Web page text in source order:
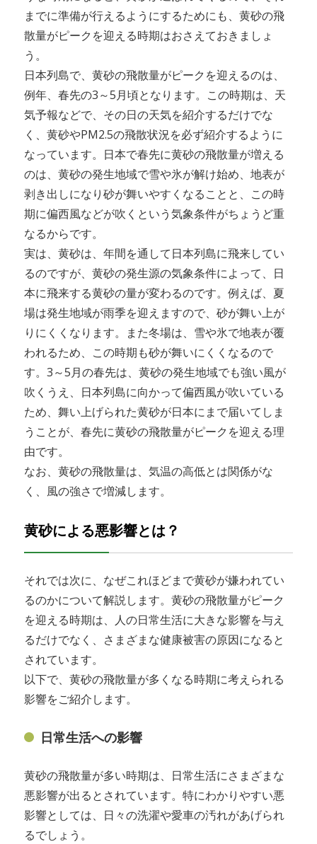
までに準備が行えるようにするためにも、黄砂の飛
散量がピークを迎える時期はおさえておきましょ
う。
日本列島で、黄砂の飛散量がピークを迎えるのは、
例年、春先の3～5月頃となります。この時期は、天
気予報などで、その日の天気を紹介するだけでな
く、黄砂やPM2.5の飛散状況を必ず紹介するように
なっています。日本で春先に黄砂の飛散量が増える
のは、黄砂の発生地域で雪や氷が解け始め、地表が
剥き出しになり砂が舞いやすくなることと、この時
期に偏西風などが吹くという気象条件がちょうど重
なるからです。
実は、黄砂は、年間を通して日本列島に飛来してい
るのですが、黄砂の発生源の気象条件によって、日
本に飛来する黄砂の量が変わるのです。例えば、夏
場は発生地域が雨季を迎えますので、砂が舞い上が
りにくくなります。また冬場は、雪や氷で地表が覆
われるため、この時期も砂が舞いにくくなるので
す。3～5月の春先は、黄砂の発生地域でも強い風が
吹くうえ、日本列島に向かって偏西風が吹いている
ため、舞い上げられた黄砂が日本にまで届いてしま
うことが、春先に黄砂の飛散量がピークを迎える理
由です。
なお、黄砂の飛散量は、気温の高低とは関係がな
く、風の強さで増減します。
黄砂による悪影響とは？
それでは次に、なぜこれほどまで黄砂が嫌われてい
るのかについて解説します。黄砂の飛散量がピーク
を迎える時期は、人の日常生活に大きな影響を与え
るだけでなく、さまざまな健康被害の原因になると
されています。
以下で、黄砂の飛散量が多くなる時期に考えられる
影響をご紹介します。
日常生活への影響
黄砂の飛散量が多い時期は、日常生活にさまざまな
悪影響が出るとされています。特にわかりやすい悪
影響としては、日々の洗濯や愛車の汚れがあげられ
るでしょう。